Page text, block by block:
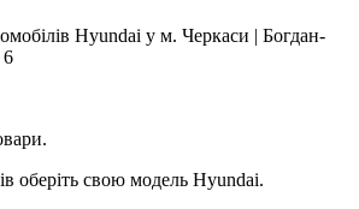
оберіть свою модель Hyundai.